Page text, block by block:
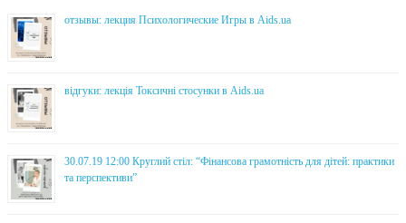
отзывы: лекция Психологические Игры в Aids.ua
відгуки: лекція Токсичні стосунки в Aids.ua
30.07.19 12:00 Круглий стіл: “Фінансова грамотність для дітей: практики
та перспективи”